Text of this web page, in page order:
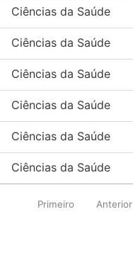
Ciências da Saúde
Ciências da Saúde
Ciências da Saúde
Ciências da Saúde
Ciências da Saúde
Ciências da Saúde
Primeiro Anterior